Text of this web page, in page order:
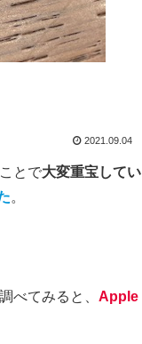
2021.09.04
ことで大変重宝してい
。
べてみると、 Apple